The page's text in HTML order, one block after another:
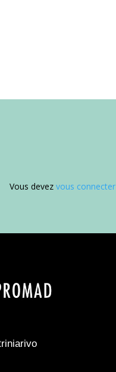
Vous devezvous connecter
goes here